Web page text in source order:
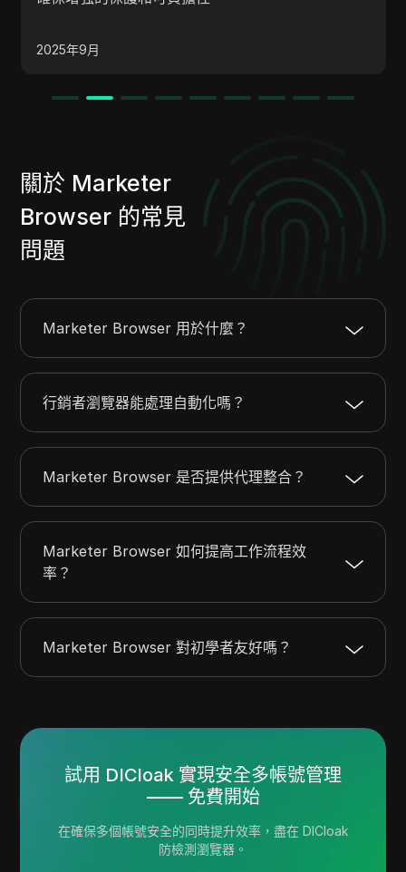
2025年9月
關於 Marketer
Browser 的常見
問題
Marketer Browser 用於什麼？
行銷者瀏覽器能處理自動化嗎？
Marketer Browser 是否提供代理整合？
Marketer Browser 如何提高工作流程效
率？
Marketer Browser 對初學者友好嗎？
試用 DICloak 實現安全多帳號管理
—— 免費開始
在確保多個帳號安全的同時提升效率，盡在 DICloak
防檢測瀏覽器。